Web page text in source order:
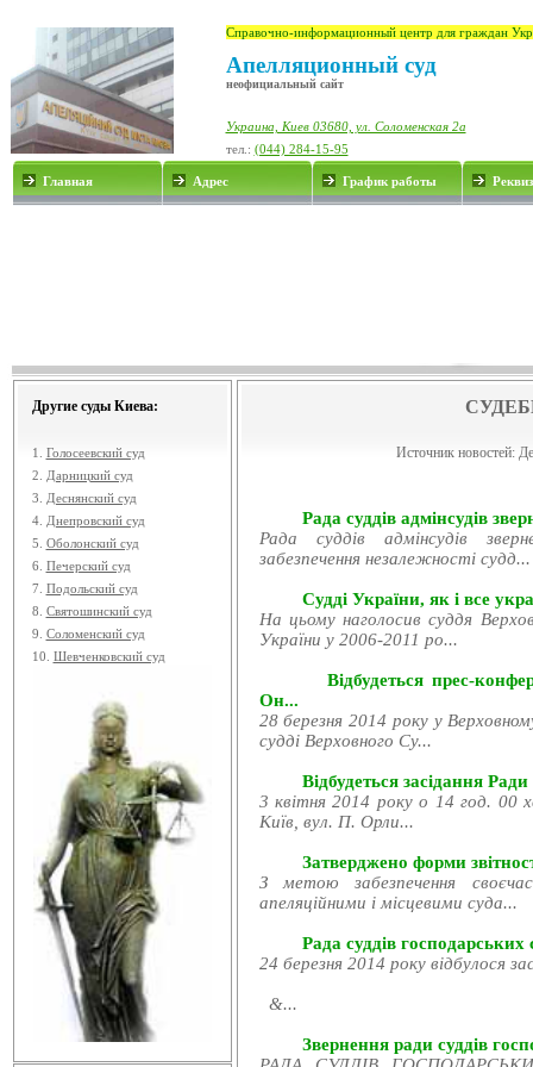
Справочно-информационный центр для граждан
Апелляционный суд
неофициальный сайт
Украина, Киев 03680, ул. Соломенская 2а
тел.: (044) 284-15-95
Главная Адрес График работы
Другие суды Киева:
1. Голосеевский суд
2.
Дарницкий суд
3.
Деснянский суд
4. Днепровский суд
5. Оболонский суд
6. Печерский суд
7. Подольский суд
8. Святошинский суд
9. Соломенский суд
10. Шевченковский суд
Источник новостей:
Рада суддів адмінсудів
Рада суддів адмінсудів
забезпечення незалежності судд...
Судді України, як і все
На цьому наголосив суддя
України у 2006-2011 ро...
Відбудеться прес-
Он...
28 березня 2014 року у
судді Верховного Су...
Відбудеться засідання
3 квітня 2014 року о 14 год. 00
Київ, вул. П. Орли...
Затверджено форми
З метою забезпечення
апеляційними і місцевими суда...
Рада суддів господарських
24 березня 2014 року відбулося
&...
Звернення ради суддів